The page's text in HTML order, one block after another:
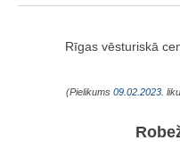
Rīgas vēsturiskā
(Pielikums 09.02.2023 .